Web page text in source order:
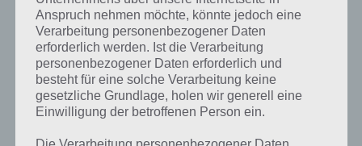
Anspruch nehmen möchte, könnte jedoch eine
Verarbeitung personenbezogener Daten
erforderlich werden. Ist die Verarbeitung
personenbezogener Daten erforderlich und
besteht für eine solche Verarbeitung keine
gesetzliche Grundlage, holen wir generell eine
Einwilligung der betroffenen Person ein.